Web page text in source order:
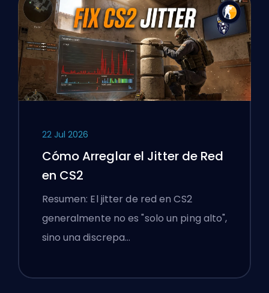
22 Jul 2026
Cómo Arreglar el Jitter de Red
en CS2
Resumen: El jitter de red en CS2
generalmente no es "solo un ping alto",
sino una discrepa…